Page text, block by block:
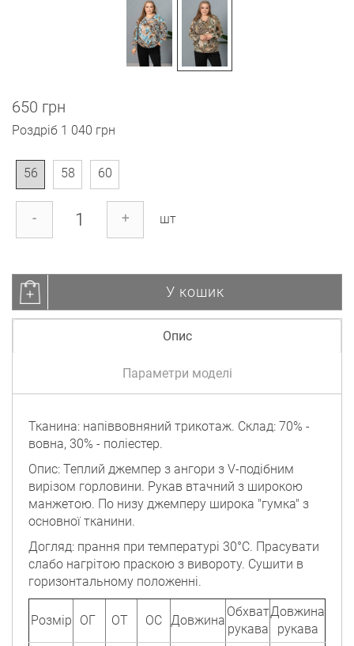
650 грн
Роздріб 1 040 грн
56 58 60
- + шт
У кошик
Опис
Параметри моделі
Тканина: напіввовняний трикотаж. Склад: 70% -
вовна, 30% - поліестер.
Опис: Теплий джемпер з ангори з V-подібним
вирізом горловини. Рукав втачний з широкою
манжетою. По низу джемперу широка "гумка" з
основної тканини.
Догляд: прання при температурі 30°C. Прасувати
слабо нагрітою праскою з вивороту. Сушити в
горизонтальному положенні.
Розмір ОГ ОТ ОС Довжина
Обхват
рукава
Довжина
рукава